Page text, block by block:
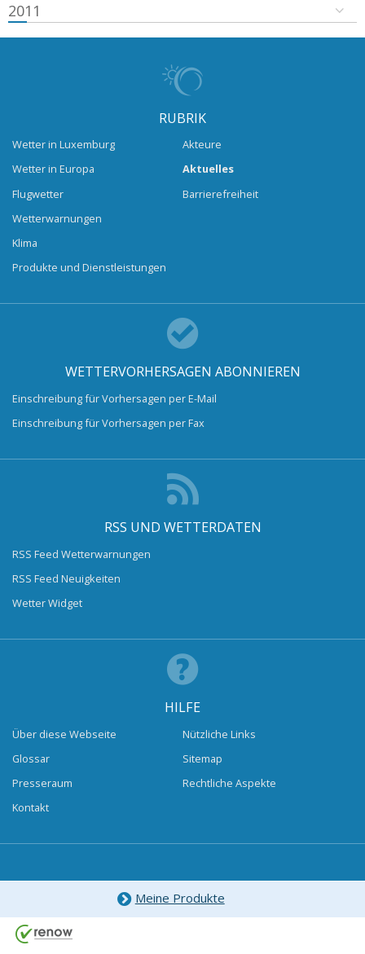
2011
RUBRIK
Wetter in Luxemburg
Wetter in Europa
Flugwetter
Wetterwarnungen
Klima
Produkte und Dienstleistungen
Akteure
Aktuelles
Barrierefreiheit
WETTERVORHERSAGEN ABONNIEREN
Einschreibung für Vorhersagen per E-Mail
Einschreibung für Vorhersagen per Fax
RSS UND WETTERDATEN
RSS Feed Wetterwarnungen
RSS Feed Neuigkeiten
Wetter Widget
HILFE
Über diese Webseite
Glossar
Presseraum
Kontakt
Nützliche Links
Sitemap
Rechtliche Aspekte
Meine Produkte